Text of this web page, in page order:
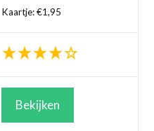
Kaartje: €1,95
Bekijken